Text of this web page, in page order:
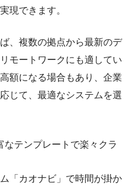
現できます。
、複数の拠点から最新のデ
モートワークにも適してい
額になる場合もあり、企業
じて、最適なシステムを選
なテンプレートで楽々クラ
「カオナビ」で時間が掛か